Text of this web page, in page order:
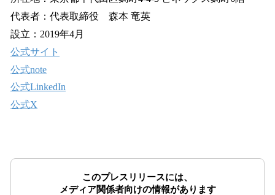
代表者：代表取締役 森本 竜英
設立：2019年4月
公式サイト
公式note
公式LinkedIn
公式X
このプレスリリースには、
メディア関係者向けの情報があります